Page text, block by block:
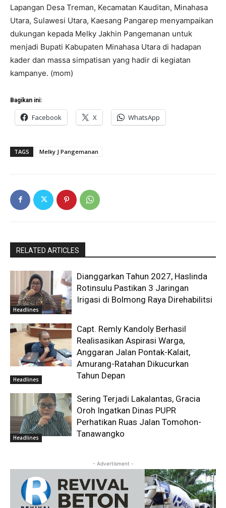
Lapangan Desa Treman, Kecamatan Kauditan, Minahasa
Utara, Sulawesi Utara, Kaesang Pangarep menyampaikan
dukungan kepada Melky Jakhin Pangemanan untuk
menjadi Bupati Kabupaten Minahasa Utara di hadapan
kader dan massa simpatisan yang hadir di kegiatan
kampanye. (mom)
Bagikan ini:
Facebook X WhatsApp
TAGS Melky J Pangemanan
RELATED ARTICLES
Headlines
Dianggarkan Tahun 2027, Haslinda
Rotinsulu Pastikan 3 Jaringan
Irigasi di Bolmong Raya Direhabilitsi
Headlines
Capt. Remly Kandoly Berhasil
Realisasikan Aspirasi Warga,
Anggaran Jalan Pontak-Kalait,
Amurang-Ratahan Dikucurkan
Tahun Depan
Headlines
Sering Terjadi Lakalantas, Gracia
Oroh Ingatkan Dinas PUPR
Perhatikan Ruas Jalan Tomohon-
Tanawangko
- Advertisment -